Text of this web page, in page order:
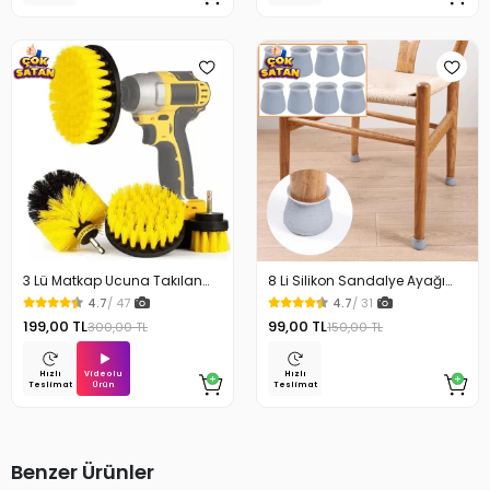
3 Lü Matkap Ucuna Takılan
Temizlik Fırça Seti
4.7/ 47
199,00 TL300,00 TL
Hızlı
Teslimat
Videolu
Ürün
8 Li Silikon Sandalye Ayağı
Koruyucu Çizdirmez
4.7/ 31
99,00 TL150,00 TL
Hızlı
Teslimat
Benzer Ürünler